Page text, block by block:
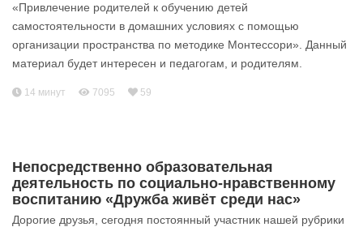
«Привлечение родителей к обучению детей
самостоятельности в домашних условиях с помощью
организации пространства по методике Монтессори». Данный
материал будет интересен и педагогам, и родителям.
14 минут 7095 59
Непосредственно образовательная
деятельность по социально-нравственному
воспитанию «Дружба живёт среди нас»
Дорогие друзья, сегодня постоянный участник нашей рубрики